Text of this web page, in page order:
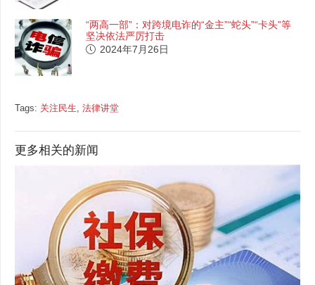
“两高一部”：对跨境电诈的“金主”“蛇头”“卡头”等
坚决依法严厉打击
2024年7月26日
Tags: 关注民生, 法律讲堂
更多相关的新闻